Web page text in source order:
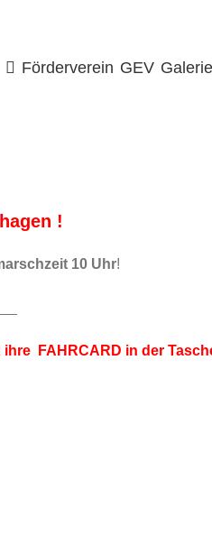
Förderverein GEV Galerie
!
10 Uhr!
ihre FAHRCARD in der